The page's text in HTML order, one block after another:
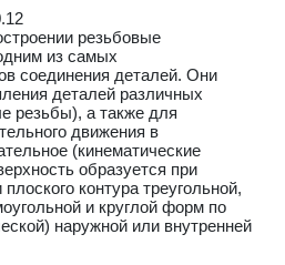
резьбовые
из самых
соединения деталей. Они
деталей различных
резьбы), а также для
движения в
(кинематические
образуется при
контура треугольной,
и круглой форм по
наружной или внутренней